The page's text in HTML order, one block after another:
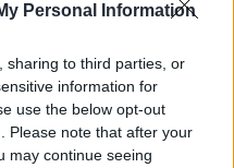
Personal Information
sharing to third parties, or
information for
use the below opt-out
Please note that after your
may continue seeing
šunys:
Plinta
bet
namus